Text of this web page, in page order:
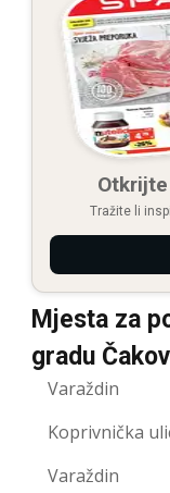
Tražite li
Mjesta za
gradu
Varaždin
Koprivnička
Varaždin